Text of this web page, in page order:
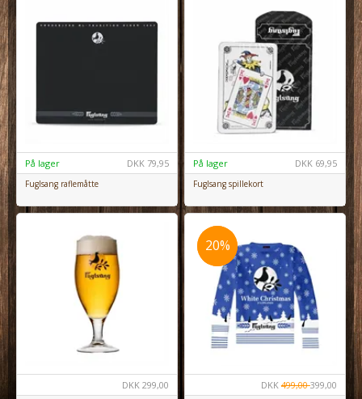
DKK 79,95
På lager
Fuglsang raflemåtte
DKK 69,95
På lager
Fuglsang spillekort
DKK 299,00
20%
20%
DKK 499,00399,00